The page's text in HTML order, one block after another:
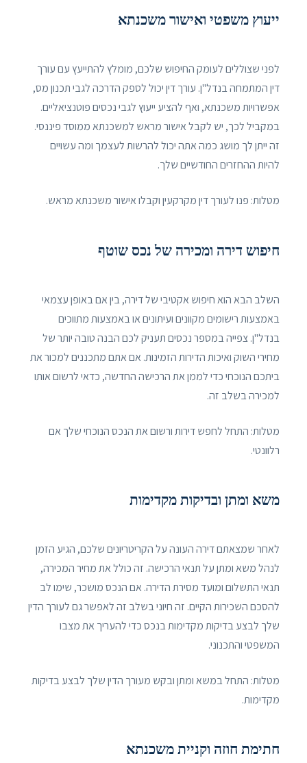
ייעוץ משפטי ואישור משכנתא
לפני שצוללים לעומק החיפוש שלכם, מומלץ להתייעץ עם עורך
דין המתמחה בנדל"ן. עורך דין יכול לספק הדרכה לגבי תכנון מס,
אפשרויות משכנתא, ואף להציע ייעוץ לגבי נכסים פוטנציאליים.
במקביל לכך, יש לקבל אישור מראש למשכנתא ממוסד פיננסי.
זה ייתן לך מושג כמה אתה יכול להרשות לעצמך ומה עשויים
להיות ההחזרים החודשיים שלך.
מטלות: פנו לעורך דין מקרקעין וקבלו אישור משכנתא מראש.
חיפוש דירה ומכירה של נכס שוטף
השלב הבא הוא חיפוש אקטיבי של דירה, בין אם באופן עצמאי
באמצעות רישומים מקוונים ועיתונים או באמצעות מתווכים
בנדל"ן. צפייה במספר נכסים תעניק לכם הבנה טובה יותר של
מחירי השוק ואיכות הדירות הזמינות. אם אתם מתכננים למכור את
ביתכם הנוכחי כדי לממן את הרכישה החדשה, כדאי לרשום אותו
למכירה בשלב זה.
מטלות: התחל לחפש דירות ורשום את הנכס הנוכחי שלך אם
רלוונטי.
משא ומתן ובדיקות מקדימות
לאחר שמצאתם דירה העונה על הקריטריונים שלכם, הגיע הזמן
לנהל משא ומתן על תנאי הרכישה. זה כולל את מחיר המכירה,
תנאי התשלום ומועד מסירת הדירה. אם הנכס מושכר, שימו לב
להסכם השכירות הקיים. זה חיוני בשלב זה לאפשר גם לעורך הדין
שלך לבצע בדיקות מקדימות בנכס כדי להעריך את מצבו
המשפטי והתכנוני.
מטלות: התחל במשא ומתן ובקש מעורך הדין שלך לבצע בדיקות
מקדימות.
חתימת חוזה וקניית משכנתא